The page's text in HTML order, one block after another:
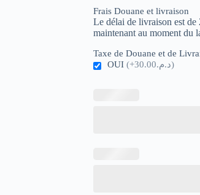
Frais Douane et livraison
Le délai de livraison est
maintenant au moment du
Taxe de Douane et de
OUI
(+د.م.30.00)